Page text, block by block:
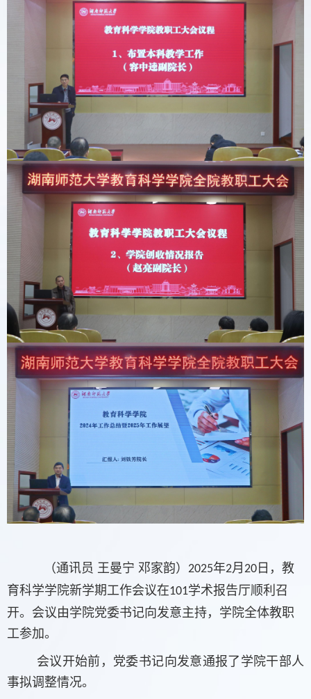
（通讯员 王曼宁 邓家韵） 2025年2月20日，教
育科学学院新学期工作会议在101学术报告厅顺利召
开。会议由学院党委书记向发意主持，学院全体教职
工参加。
会议开始前，党委书记向发意通报了学院干部人
事拟调整情况。